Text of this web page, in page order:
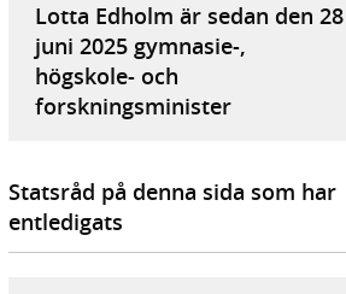
Lotta Edholm är sedan den 28
juni 2025 gymnasie-,
högskole- och
forskningsminister
Statsråd på denna sida som har
entledigats